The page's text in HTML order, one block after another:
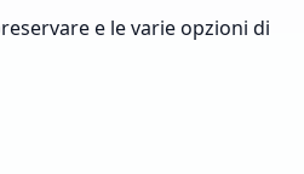
e le varie opzioni di